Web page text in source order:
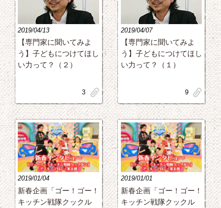
2019/04/13
【専門家に聞いてみよ
う】子どもにつけてほし
い力って？（２）
clip
3
2019/04/07
【専門家に聞いてみよ
う】子どもにつけてほし
い力って？（１）
clip
9
2019/01/04
新春企画「ゴー！ゴー！
キッチン戦隊クックル
2019/01/01
新春企画「ゴー！ゴー！
キッチン戦隊クックル